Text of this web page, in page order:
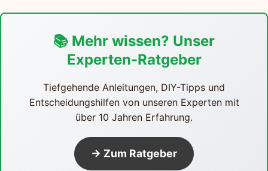
📚 Mehr wissen? Unser
Experten-Ratgeber
Tiefgehende Anleitungen, DIY-Tipps und
Entscheidungshilfen von unseren Experten mit
über 10 Jahren Erfahrung.
→ Zum Ratgeber